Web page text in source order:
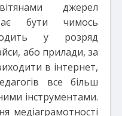
джерел
бути чимось
у розряд
або прилади, за
в інтернет,
все більш
інструментами.
медіаграмотності